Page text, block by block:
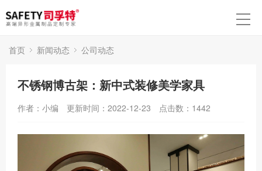
首页 新闻动态 公司动态
不锈钢博古架：新中式装修美学家具
作者：小编 更新时间：2022-12-23 点击数： 1442